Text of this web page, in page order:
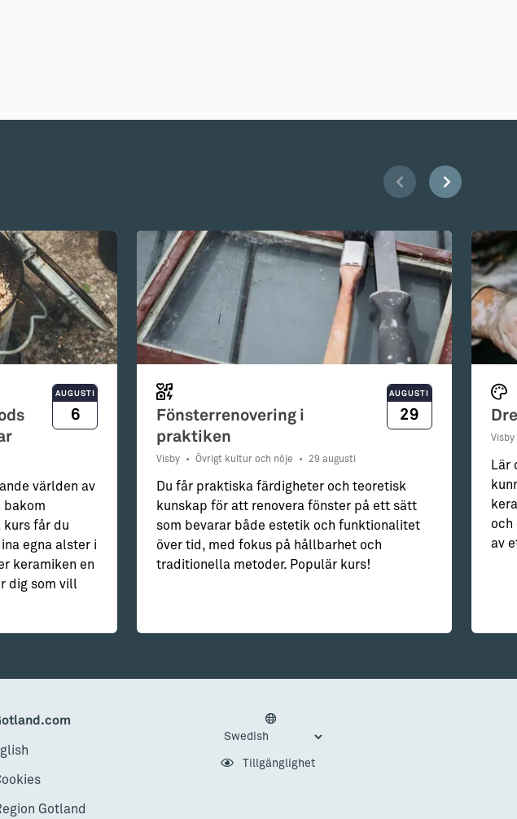
AUGUSTI
6
världen av
bakom
kurs får du
egna alster i
keramiken en
dig som vill
Fönsterrenovering i
praktiken
Visby • Övrigt kultur och nöje • 29 augusti
AUGUSTI
29
Du får praktiska färdigheter och teoretisk
kunskap för att renovera fönster på ett sätt
som bevarar både estetik och funktionalitet
över tid, med fokus på hållbarhet och
traditionella metoder. Populär kurs!
Visby
Lär
och
av
Gotland
Tillgänglighet